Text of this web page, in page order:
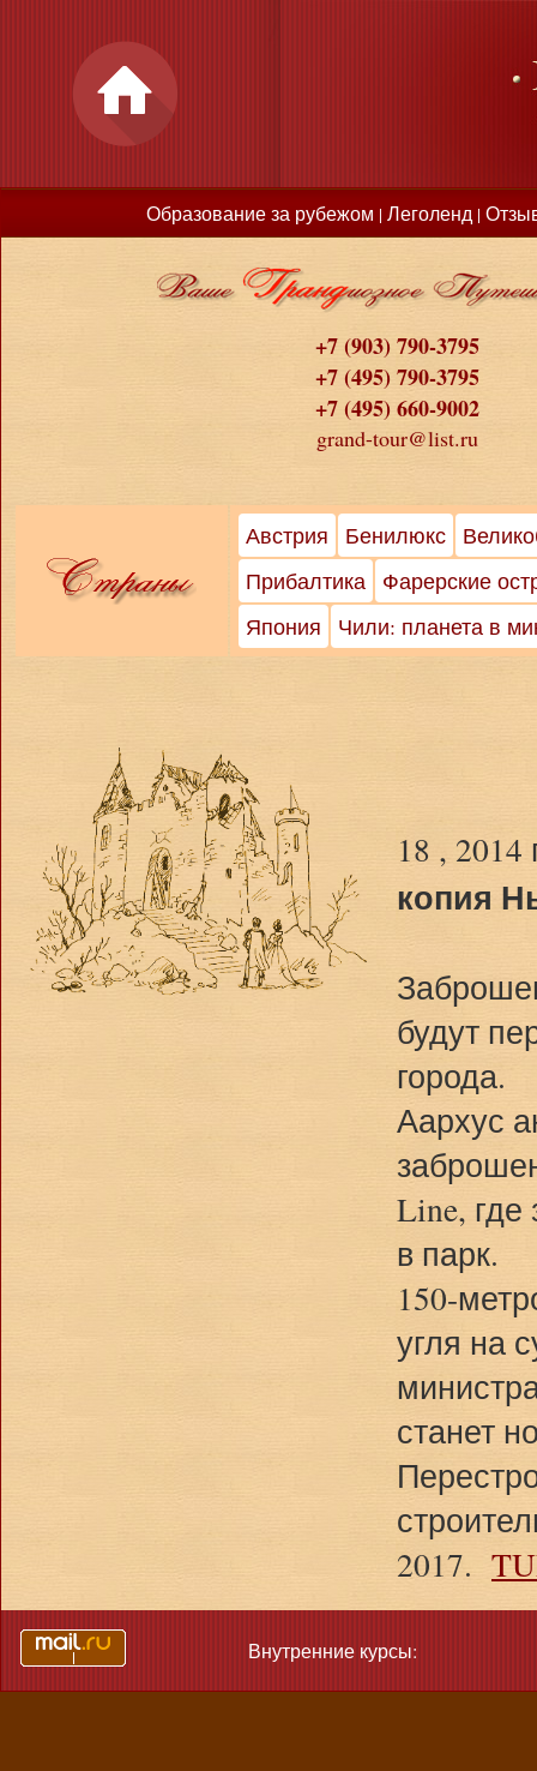
Образование за рубежом | Леголенд |
+7 (903) 790-3795
+7 (495) 790-3795
+7 (495) 660-9002
grand-tour@list.ru
Австрия Бенилюкс
Прибалтика
Фарерские
Япония
Чили: планета в
18 ,
копия
будут
города.
Аархус
Line,
в парк.
150-
угля на
станет
2017.
Внутренние курсы: